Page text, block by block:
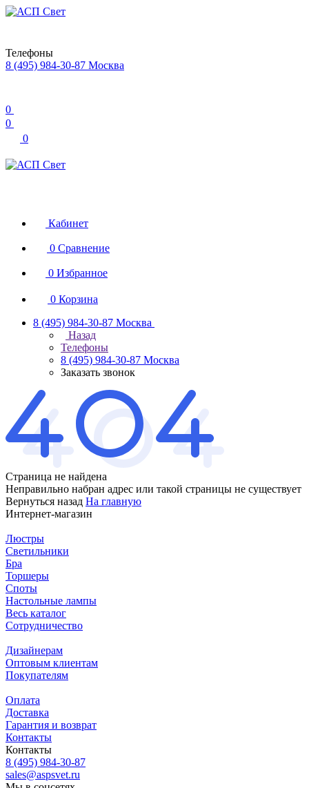
Телефоны
8 (495) 984-30-87 Москва
0
0
0
Кабинет
0 Сравнение
0 Избранное
0 Корзина
8 (495) 984-30-87 Москва
Назад
Телефоны
8 (495) 984-30-87 Москва
Заказать звонок
Страница не найдена
Неправильно набран адрес или такой страницы не существует
Вернуться назад На главную
Интернет-магазин
Люстры
Светильники
Бра
Торшеры
Споты
Настольные лампы
Весь каталог
Сотрудничество
Дизайнерам
Оптовым клиентам
Покупателям
Оплата
Доставка
Гарантия и возврат
Контакты
Контакты
8 (495) 984-30-87
sales@aspsvet.ru